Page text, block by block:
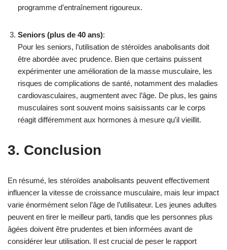
programme d’entraînement rigoureux.
Seniors (plus de 40 ans):
Pour les seniors, l’utilisation de stéroïdes anabolisants doit
être abordée avec prudence. Bien que certains puissent
expérimenter une amélioration de la masse musculaire, les
risques de complications de santé, notamment des maladies
cardiovasculaires, augmentent avec l’âge. De plus, les gains
musculaires sont souvent moins saisissants car le corps
réagit différemment aux hormones à mesure qu’il vieillit.
3. Conclusion
En résumé, les stéroïdes anabolisants peuvent effectivement
influencer la vitesse de croissance musculaire, mais leur impact
varie énormément selon l’âge de l’utilisateur. Les jeunes adultes
peuvent en tirer le meilleur parti, tandis que les personnes plus
âgées doivent être prudentes et bien informées avant de
considérer leur utilisation. Il est crucial de peser le rapport